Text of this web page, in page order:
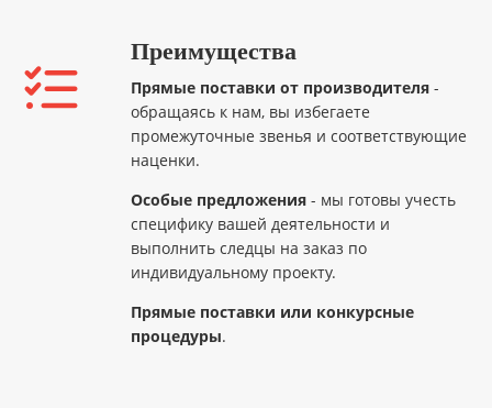
Преимущества
Прямые поставки от производителя-
обращаясь к нам, вы избегаете
промежуточные звенья и соответствующие
наценки.
Особые предложения- мы готовы учесть
специфику вашей деятельности и
выполнить следцы на заказ по
индивидуальному проекту.
Прямые поставки или конкурсные
процедуры.